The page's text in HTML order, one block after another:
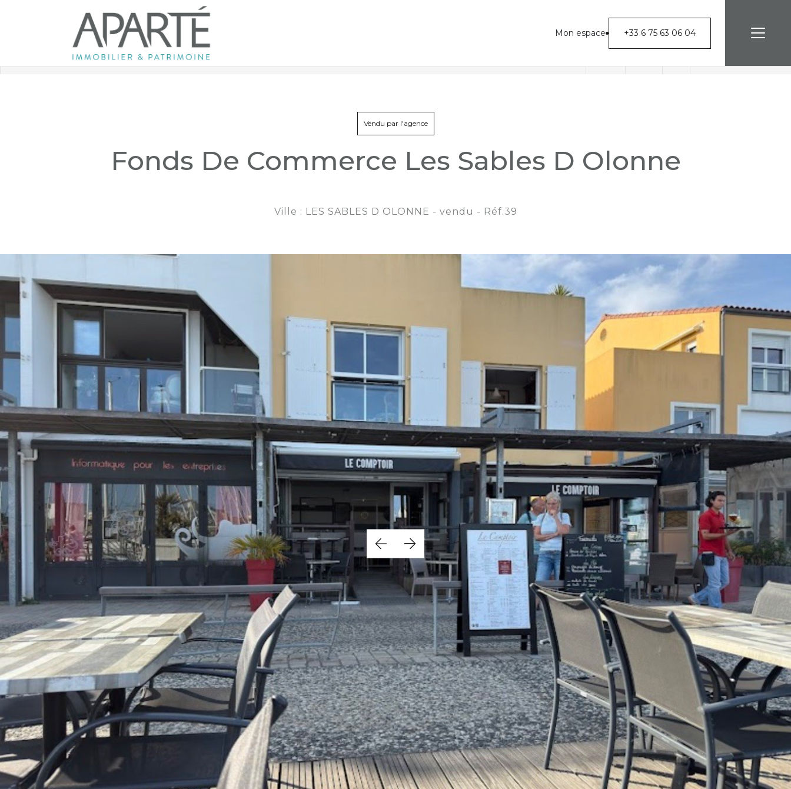
Mon espace +33 6 75 63 06 04
ProfessionnelsFonds de commerceRéférence 39
Retour aux biens
Vendu par l'agence
Fonds De Commerce Les Sables D Olonne
Ville : LES SABLES D OLONNE - vendu - Réf.39